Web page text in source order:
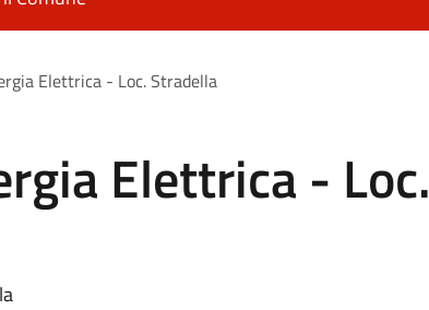
Elettrica - Loc. Stradella
Elettrica - Loc.